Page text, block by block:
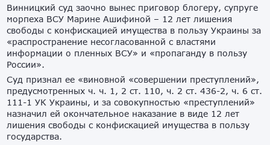
Винницкий суд заочно вынес приговор блогеру, супруге
морпеха ВСУ Марине Ашифиной – 12 лет лишения
свободы с конфискацией имущества в пользу Украины за
«распространение несогласованной с властями
информации о пленных ВСУ» и «пропаганду в пользу
России».
Суд признал ее «виновной «совершении преступлений»,
предусмотренных ч. ч. 1, 2 ст. 110, ч. 2 ст. 436-2, ч. 6 ст.
111-1 УК Украины, и за совокупностью «преступлений»
назначил ей окончательное наказание в виде 12 лет
лишения свободы с конфискацией имущества в пользу
государства.